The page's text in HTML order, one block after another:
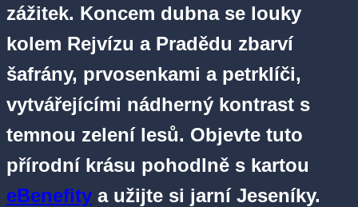
zážitek. Koncem dubna se louky
kolem Rejvízu a Pradědu zbarví
šafrány, prvosenkami a petrklíči,
vytvářejícími nádherný kontrast s
temnou zelení lesů. Objevte tuto
přírodní krásu pohodlně s kartou
eBenefity a užijte si jarní Jeseníky.